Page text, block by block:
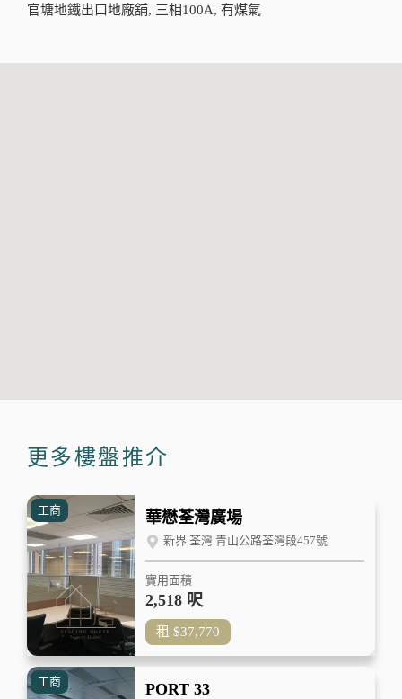
官塘地鐵出口地廠舖, 三相100A, 有煤氣
更多樓盤推介
工商 華懋荃灣廣場
新界 荃灣 青山公路荃灣段457號
實用面積
2,518 呎
租 $37,770
工商 PORT 33